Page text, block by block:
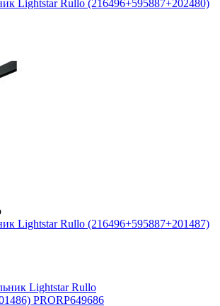
Lightstar Rullo (216496+595887+202480)
Lightstar Rullo (216496+595887+201487)